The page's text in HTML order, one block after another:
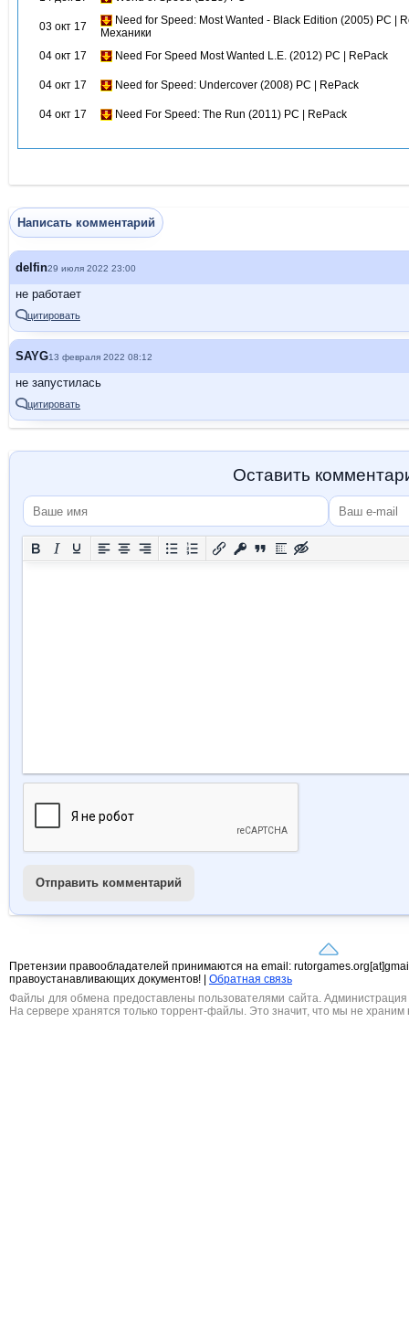
03 окт 17
Need for Speed: Most Wanted - Black Edition (2005) PC |
Механики
04 окт 17
Need For Speed Most Wanted L.E. (2012) PC | RePack
04 окт 17 Need for Speed: Undercover (2008) PC | RePack
04 окт 17 Need For Speed: The Run (2011) PC | RePack
Написать комментарий
цитировать
delfin29 июля 2022 23:00
не работает
цитировать
SAYG13 февраля 2022 08:12
не запустилась
Оставить
Отправить комментарий
Претензии правообладателей принимаются на email:
правоустанавливающих документов! |
Обратная связь
Файлы для обмена предоставлены пользователями сайта. Администрация
На сервере хранятся только торрент-файлы. Это значит, что мы не